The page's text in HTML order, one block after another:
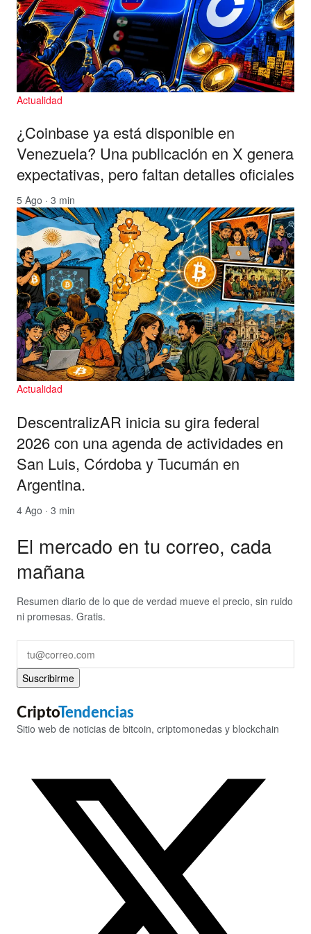
Actualidad
¿Coinbase ya está disponible en
Venezuela? Una publicación en X genera
expectativas, pero faltan detalles oficiales
5 Ago · 3 min
Actualidad
DescentralizAR inicia su gira federal
2026 con una agenda de actividades en
San Luis, Córdoba y Tucumán en
Argentina.
4 Ago · 3 min
El mercado en tu correo, cada
mañana
Resumen diario de lo que de verdad mueve el precio, sin ruido
ni promesas. Gratis.
Suscribirme
CriptoTendencias
Sitio web de noticias de bitcoin, criptomonedas y blockchain